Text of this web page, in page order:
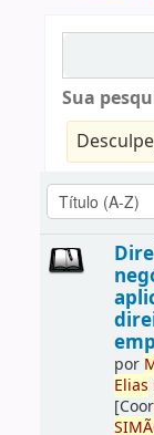
Sua
por
Elias
[Coor